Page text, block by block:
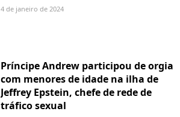
4 de janeiro de 2024
Príncipe Andrew participou de orgia
com menores de idade na ilha de
Jeffrey Epstein, chefe de rede de
tráfico sexual